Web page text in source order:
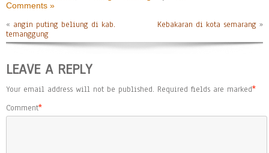
Comments »
« angin puting beliung di kab.
temanggung
Kebakaran di kota semarang »
LEAVE A REPLY
Your email address will not be published. Required fields are marked*
Comment*